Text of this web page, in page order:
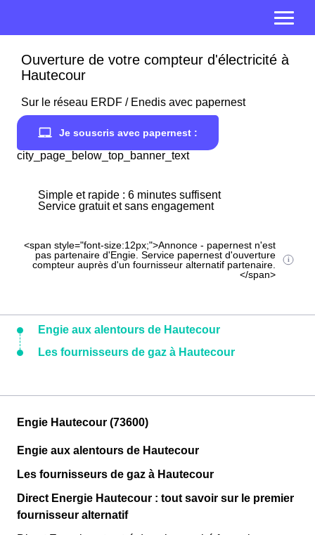
Ouverture de votre compteur d'électricité à
Hautecour
Sur le réseau ERDF / Enedis avec papernest
Je souscris avec papernest :
city_page_below_top_banner_text
Simple et rapide : 6 minutes suffisent
Service gratuit et sans engagement
<span style="font-size:12px;">Annonce - papernest n'est
pas partenaire d'Engie. Service papernest d'ouverture
compteur auprès d'un fournisseur alternatif partenaire.
</span>
Engie aux alentours de Hautecour
Les fournisseurs de gaz à Hautecour
Engie Hautecour (73600)
Engie aux alentours de Hautecour
Les fournisseurs de gaz à Hautecour
Direct Energie Hautecour : tout savoir sur le premier
fournisseur alternatif